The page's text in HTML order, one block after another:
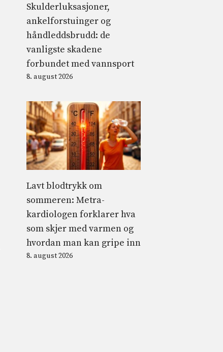
Skulderluksasjoner,
ankelforstuinger og
håndleddsbrudd: de
vanligste skadene
forbundet med vannsport
8. august 2026
Lavt blodtrykk om
sommeren: Metra-
kardiologen forklarer hva
som skjer med varmen og
hvordan man kan gripe inn
8. august 2026